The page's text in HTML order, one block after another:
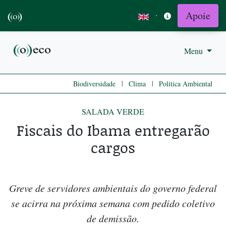
· Apoie
Menu
Biodiversidade | Clima | Politica Ambiental
SALADA VERDE
Fiscais do Ibama entregarão
cargos
Greve de servidores ambientais do governo federal
se acirra na próxima semana com pedido coletivo
de demissão.